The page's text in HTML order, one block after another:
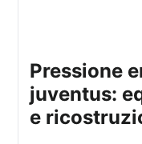
pressione emotiva e strategia
juventus:
e